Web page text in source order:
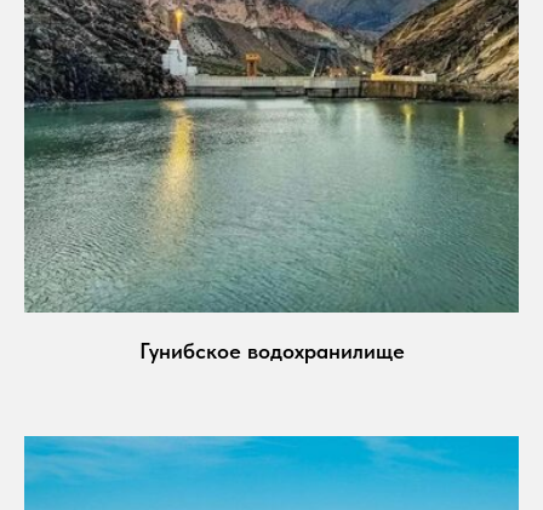
Гунибское водохранилище